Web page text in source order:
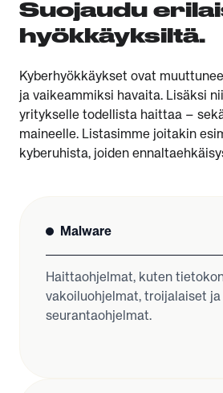
Suojaudu
hyökkäyksiltä.
Kyberhyökkäykset ovat
ja vaikeammiksi havaita. Lisäksi
yritykselle todellista haittaa –
maineelle. Listasimme joitakin
kyberuhista, joiden
Malware
Haittaohjelmat, kuten
vakoiluohjelmat, troijalaiset
seurantaohjelmat.